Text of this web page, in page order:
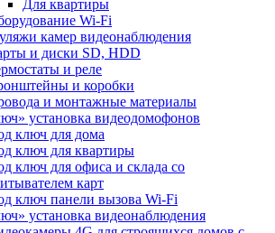
Для квартиры
Wi-Fi
камер видеонаблюдения
и диски SD, HDD
и реле
и коробки
и монтажные материалы
установка видеодомофонов
ключ для дома
ключ для квартиры
ключ для офиса и склада со
карт
ключ панели вызова Wi-Fi
установка видеонаблюдения